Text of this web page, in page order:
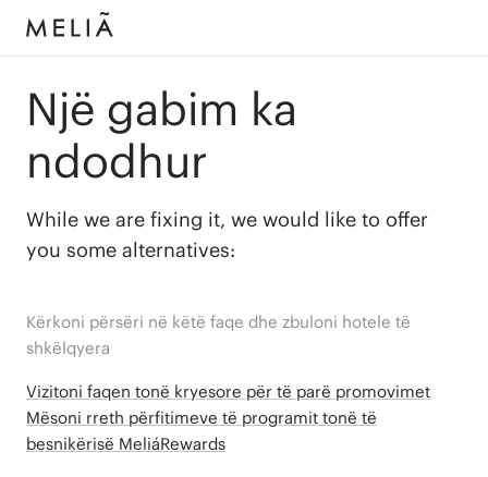
Një gabim ka
ndodhur
While we are fixing it, we would like to offer
you some alternatives:
Kërkoni përsëri në këtë faqe dhe zbuloni hotele të
shkëlqyera
Vizitoni faqen tonë kryesore për të parë promovimet
Mësoni rreth përfitimeve të programit tonë të
besnikërisë MeliáRewards